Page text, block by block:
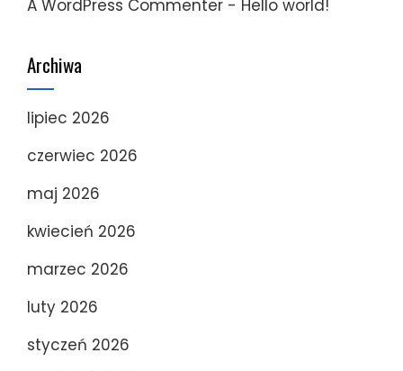
A WordPress Commenter - Hello world!
Archiwa
lipiec 2026
czerwiec 2026
maj 2026
kwiecień 2026
marzec 2026
luty 2026
styczeń 2026